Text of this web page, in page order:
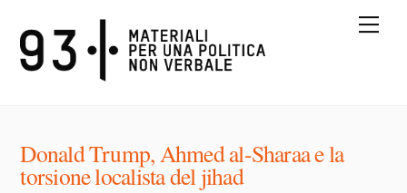
content
Donald Trump, Ahmed al-Sharaa e la
torsione localista del jihad